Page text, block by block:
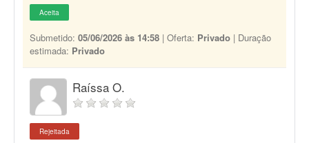
Aceita
Submetido: 05/06/2026 às 14:58 | Oferta: Privado | Duração
estimada: Privado
Raíssa O.
Rejeitada